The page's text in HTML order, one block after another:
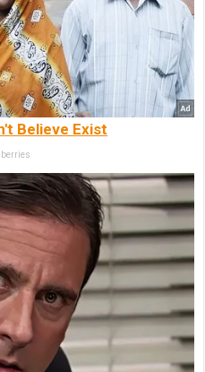
Believe Exist